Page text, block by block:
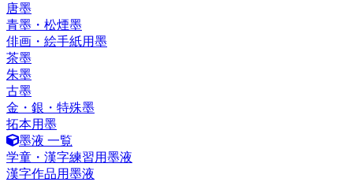
唐墨
青墨・松煙墨
俳画・絵手紙用墨
茶墨
朱墨
古墨
金・銀・特殊墨
拓本用墨
墨液 一覧
学童・漢字練習用墨液
漢字作品用墨液